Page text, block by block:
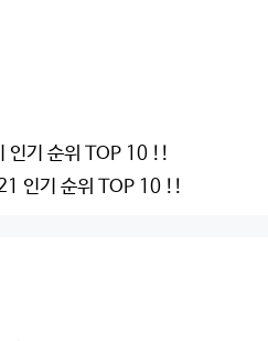
인기 순위 TOP 10 !!
인기 순위 TOP 10 !!